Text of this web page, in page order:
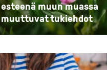
esteenä muun muassa
muuttuvat tukiehdot